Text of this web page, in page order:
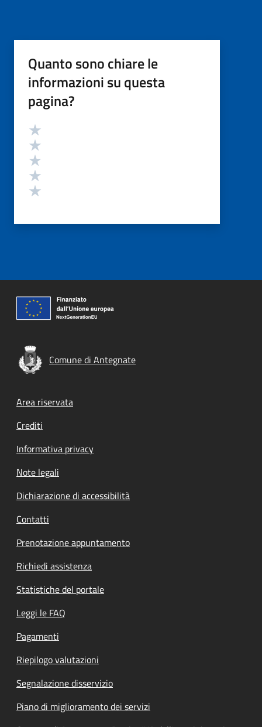
Quanto sono chiare le
informazioni su questa
pagina?
Valutazione
Comune di Antegnate
Footer menu
Area riservata
Crediti
Informativa privacy
Note legali
Dichiarazione di accessibilità
Contatti
Prenotazione appuntamento
Richiedi assistenza
Statistiche del portale
Leggi le FAQ
Pagamenti
Riepilogo valutazioni
Segnalazione disservizio
Piano di miglioramento dei servizi